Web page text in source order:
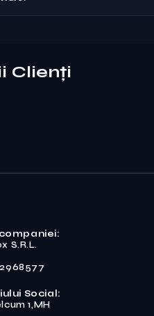
Clienți
S.R.L.
Social:
1,MH